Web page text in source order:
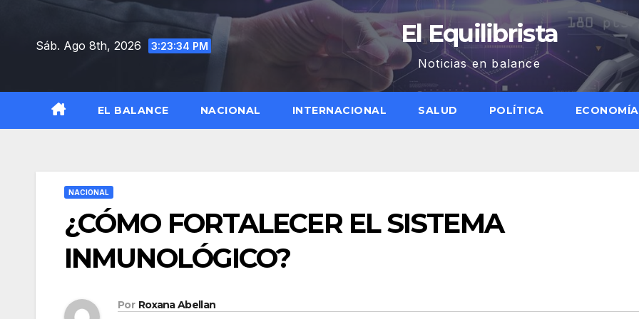
contenidoSáb. Ago 8th, 2026 3:23:35 PM El Equilibrista
Noticias en balance
EL BALANCE NACIONAL INTERNACIONAL SALUD POLÍTICA ECONOMÍA
NACIONAL
¿CÓMO FORTALECER EL SISTEMA
INMUNOLÓGICO?
Por Roxana Abellan